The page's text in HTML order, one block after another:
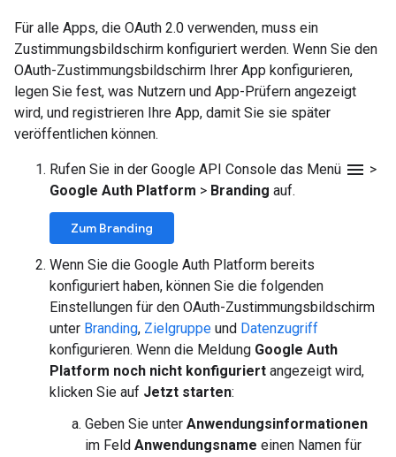
Für alle Apps, die OAuth 2.0 verwenden, muss ein
Zustimmungsbildschirm konfiguriert werden. Wenn Sie den
OAuth-Zustimmungsbildschirm Ihrer App konfigurieren,
legen Sie fest, was Nutzern und App-Prüfern angezeigt
wird, und registrieren Ihre App, damit Sie sie später
veröffentlichen können.
Rufen Sie in der Google API Console das Menü menu >
Google Auth Platform > Branding auf.
Zum Branding
Wenn Sie die Google Auth Platform bereits
konfiguriert haben, können Sie die folgenden
Einstellungen für den OAuth-Zustimmungsbildschirm
unter Branding, Zielgruppe und Datenzugriff
konfigurieren. Wenn die Meldung Google Auth
Platform noch nicht konfiguriert angezeigt wird,
klicken Sie auf Jetzt starten:
Geben Sie unter Anwendungsinformationen
im Feld Anwendungsname einen Namen für